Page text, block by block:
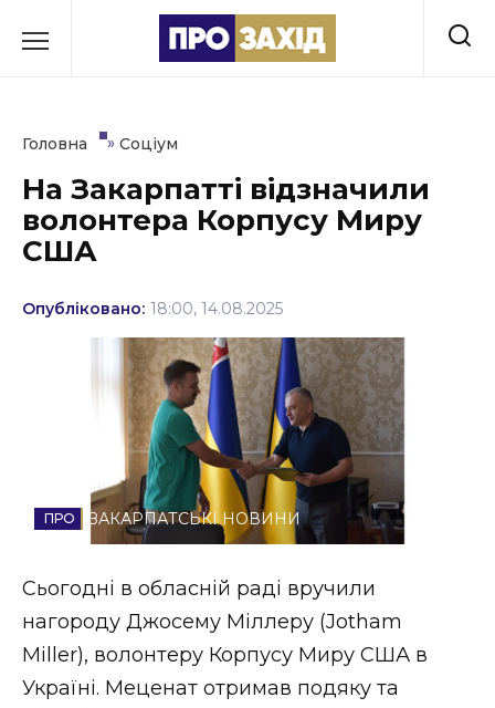
до
Культура
Освіта
Події
Політика
Стиль життя
Втрачений Ужгород (відеоверсія)
Головна » Соціум
На Закарпатті відзначили
волонтера Корпусу Миру
США
Опубліковано: 18:00, 14.08.2025
ЗАКАРПАТСЬКІ НОВИНИ
Сьогодні в обласній раді вручили
нагороду Джосему Міллеру (Jotham
Miller), волонтеру Корпусу Миру США в
Україні. Меценат отримав подяку та